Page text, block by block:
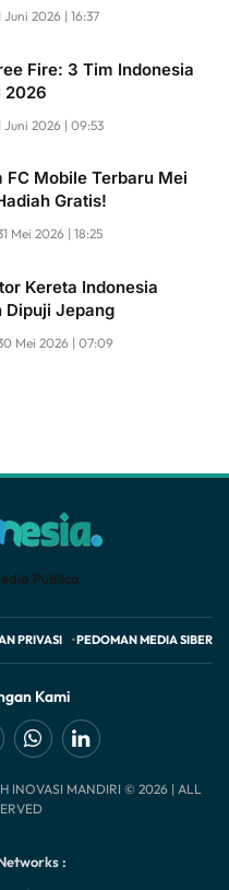
Juni 2026 | 16:37
Fire: 3 Tim Indonesia
2026
Juni 2026 | 09:53
FC Mobile Terbaru Mei
Gratis!
Mei 2026 | 18:25
Kereta Indonesia
Dipuji Jepang
Mei 2026 | 07:09
PRIVASI PEDOMAN MEDIA SIBER
Kami
WhatsAppLinkedIn
INOVASI MANDIRI © 2026 | ALL
: